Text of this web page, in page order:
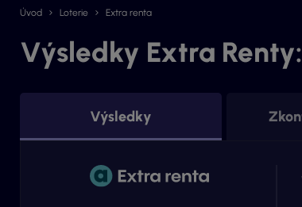
Úvod Loterie Extra renta
Výsledky Extra
Výsledky